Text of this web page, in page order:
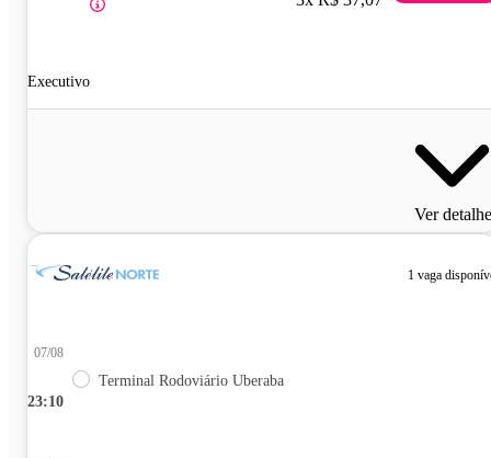
Executivo
Ver
1 vaga
23:10
07/08
Terminal Rodoviário Uberaba